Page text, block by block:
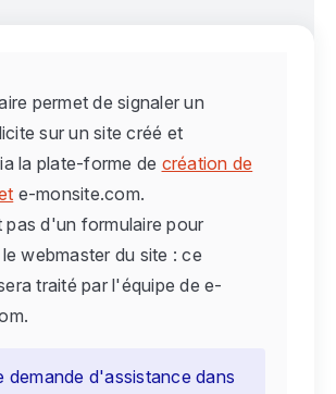
permet de signaler un
sur un site créé et
la plate-forme de création de
e-monsite.com.
pas d'un formulaire pour
webmaster du site : ce
traité par l'équipe de e-
demande d'assistance dans